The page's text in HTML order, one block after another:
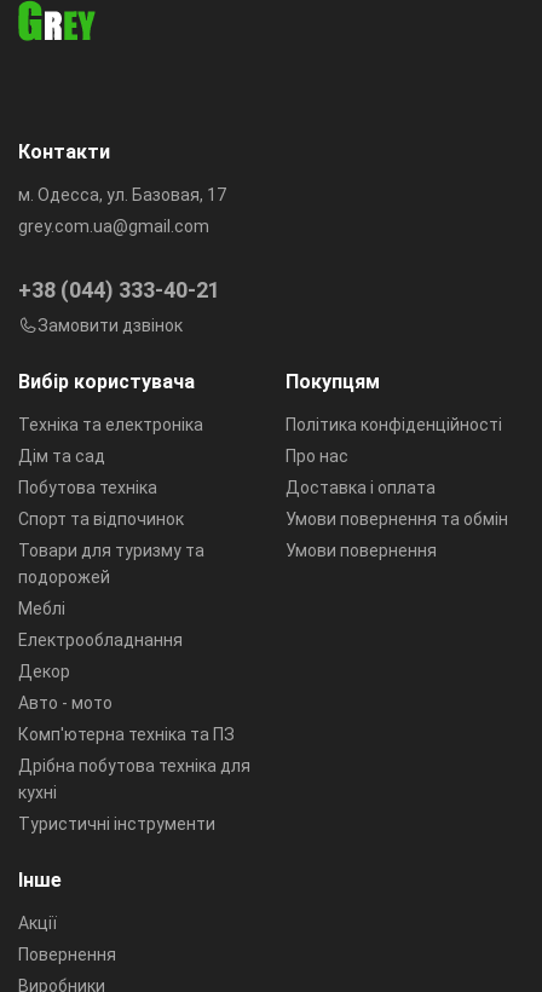
Вибір користувача
Техніка та електроніка
Дім та сад
Побутова техніка
Спорт та відпочинок
Товари для туризму та
подорожей
Меблі
Електрообладнання
Декор
Авто - мото
Комп'ютерна техніка та ПЗ
Дрібна побутова техніка для
кухні
Туристичні інструменти
Покупцям
Політика конфіденційності
Про нас
Доставка і оплата
Умови повернення та обмін
Умови повернення
Інше
Акції
Повернення
Виробники
Контакти
м. Одесса, ул. Базовая, 17
grey.com.ua@gmail.com
+38 (044) 333-40-21
Замовити дзвінок